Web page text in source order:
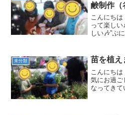
鹸制作（
こんにちは
って楽しい
しい🎶”ぷ
て流し込む
未分類 苗を植え
こんにち
気にお過ご
なってきて